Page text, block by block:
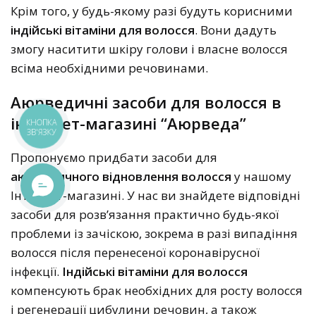
Крім того, у будь-якому разі будуть корисними
індійські вітаміни для волосся. Вони дадуть
змогу наситити шкіру голови і власне волосся
всіма необхідними речовинами.
Аюрведичні засоби для волосся в
інтернет-магазині “Аюрведа”
Пропонуємо придбати засоби для
аюрведичного відновлення волосся у нашому
Інтернет-магазині. У нас ви знайдете відповідні
засоби для розв’язання практично будь-якої
проблеми із зачіскою, зокрема в разі випадіння
волосся після перенесеної коронавірусної
інфекції. Індійські вітаміни для волосся
компенсують брак необхідних для росту волосся
і регенерації цибулини речовин, а також
КНОПКА
ЗВ'ЯЗКУ